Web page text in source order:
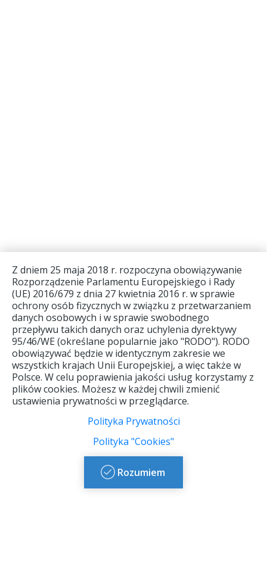
Warunki
uczestnictwa
2026
Gwarancja
ubezpieczeniowa
2026-2027
Ogólne
O nas
Kontakt
Informacje
ogólne
Polityka
"Cookies"
Polityka
Standardowy
formularz
informacyjny
Biura
agencyjne
Kompas na
świecie
Terytoria
Państw
Z dniem 25 maja 2018 r. rozpoczyna obowiązywanie
Rozporządzenie Parlamentu Europejskiego i Rady
(UE) 2016/679 z dnia 27 kwietnia 2016 r. w sprawie
ochrony osób fizycznych w związku z przetwarzaniem
danych osobowych i w sprawie swobodnego
przepływu takich danych oraz uchylenia dyrektywy
95/46/WE (określane popularnie jako "RODO"). RODO
obowiązywać będzie w identycznym zakresie we
wszystkich krajach Unii Europejskiej, a więc także w
Polsce. W celu poprawienia jakości usług korzystamy z
plików cookies. Możesz w każdej chwili zmienić
ustawienia prywatności w przeglądarce.
Polityka Prywatności
Polityka "Cookies"
Rozumiem